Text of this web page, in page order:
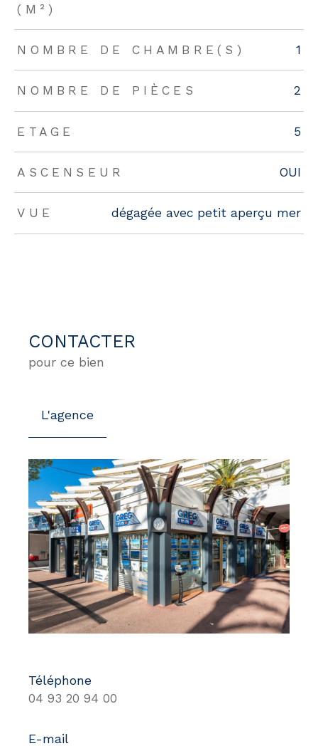
(M²)
NOMBRE DE CHAMBRE(S) 1
NOMBRE DE PIÈCES 2
ETAGE 5
ASCENSEUR OUI
VUE dégagée avec petit aperçu mer
CONTACTER
pour ce bien
L'agence
Téléphone
04 93 20 94 00
E-mail